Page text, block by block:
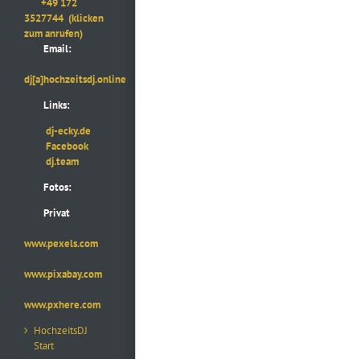
+49 172
3527744 (klicken
zum anrufen)
Email:
dj[a]hochzeitsdj.online
Links:
dj-ecky.de
Facebook
dj.team
Fotos:
Privat
www.pexels.com
www.pixabay.com
www.pxhere.com
HochzeitsDJ
Start